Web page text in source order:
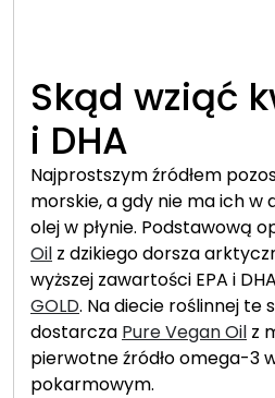
Skąd wziąć
i DHA
Najprostszym źródłem
morskie, a gdy nie ma ich w
olej w płynie. Podstawową
Oil z dzikiego dorsza
wyższej zawartości EPA i DHA
GOLD. Na diecie roślinnej te
dostarcza Pure Vegan Oil z
pierwotne źródło omega-3
pokarmowym.